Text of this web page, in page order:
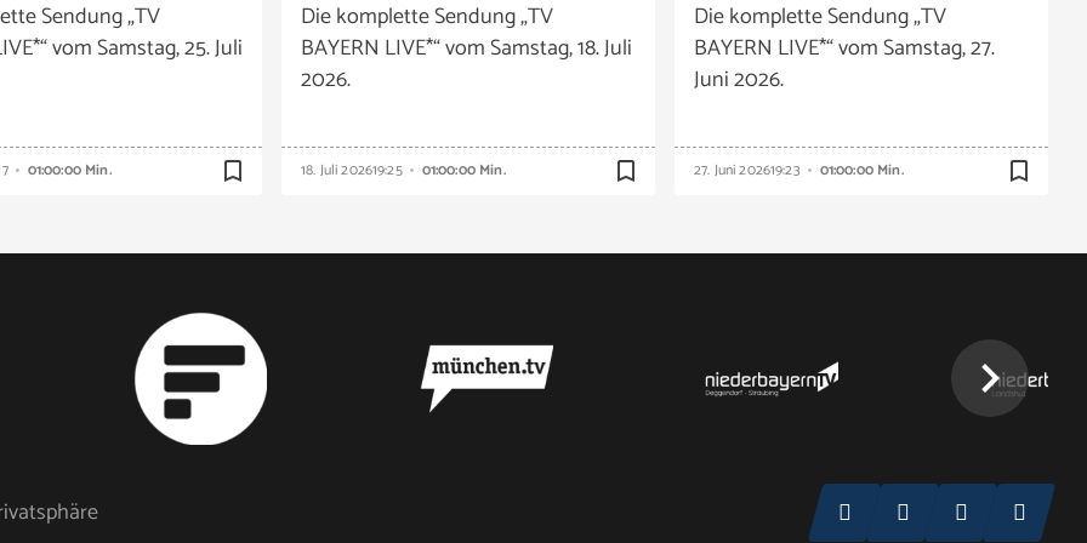
Sendung „TV
vom Samstag, 25. Juli
01:00:00 Min. bookmark_border
Die komplette Sendung „TV
BAYERN LIVE*“ vom Samstag, 18. Juli
2026.
18. Juli 202619:25 01:00:00 Min. bookmark_border
Die komplette Sendung „TV
BAYERN LIVE*“ vom Samstag, 27.
Juni 2026.
27. Juni 202619:23 01:00:00 Min. bookmark_border
chevron_right